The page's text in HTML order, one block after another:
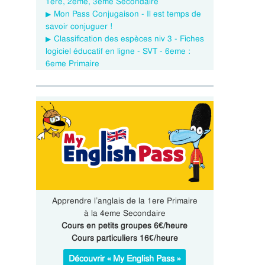
Mon Pass Conjugaison - Il est temps de
savoir conjuguer !
Classification des espèces niv 3 - Fiches
logiciel éducatif en ligne - SVT - 6eme :
6eme Primaire
Apprendre l’anglais de la 1ere Primaire
à la 4eme Secondaire
Cours en petits groupes 6€/heure
Cours particuliers 16€/heure
Découvrir « My English Pass »